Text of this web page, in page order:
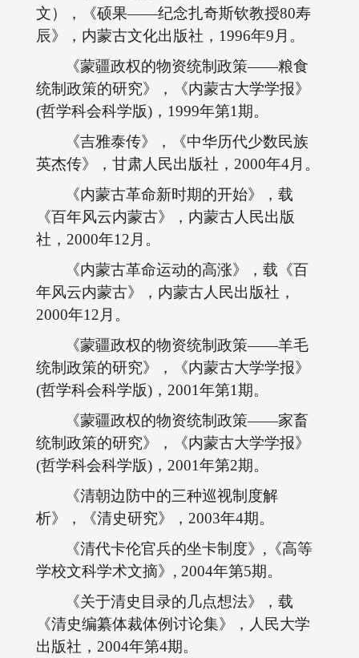
文），《硕果――纪念扎奇斯钦教授80寿
辰》，内蒙古文化出版社，1996年9月。
《蒙疆政权的物资统制政策――粮食
统制政策的研究》，《内蒙古大学学报》
(哲学科会科学版)，1999年第1期。
《吉雅泰传》，《中华历代少数民族
英杰传》，甘肃人民出版社，2000年4月。
《内蒙古革命新时期的开始》，载
《百年风云内蒙古》，内蒙古人民出版
社，2000年12月。
《内蒙古革命运动的高涨》，载《百
年风云内蒙古》，内蒙古人民出版社，
2000年12月。
《蒙疆政权的物资统制政策――羊毛
统制政策的研究》，《内蒙古大学学报》
(哲学科会科学版)，2001年第1期。
《蒙疆政权的物资统制政策――家畜
统制政策的研究》，《内蒙古大学学报》
(哲学科会科学版)，2001年第2期。
《清朝边防中的三种巡视制度解
析》，《清史研究》，2003年4期。
《清代卡伦官兵的坐卡制度》,《高等
学校文科学术文摘》, 2004年第5期。
《关于清史目录的几点想法》，载
《清史编纂体裁体例讨论集》，人民大学
出版社，2004年第4期。